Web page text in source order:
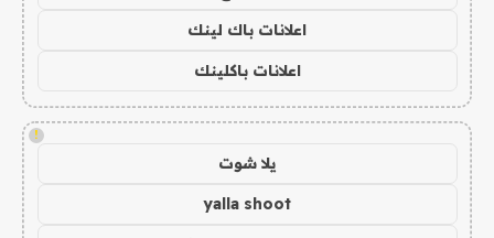
اعلانات باك لينك
اعلانات باكلينك
!
يلا شوت
yalla shoot